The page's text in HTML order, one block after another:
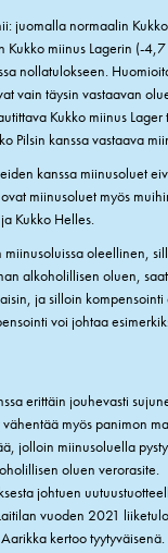
juomalla normaalin
Kukko miinus Lagerin (-
nollatulokseen.
vain täysin vastaavan
Kukko miinus
Pilsin kanssa vastaava
kanssa miinusoluet
miinusoluet myös
Kukko Helles.
miinusoluissa oleellinen,
alkoholillisen oluen,
ja silloin kompensointi
voi johtaa
erittäin jouhevasti
myös panimon
jolloin miinusoluella
oluen verorasite.
johtuen
vuoden 2021
kertoo tyytyväisenä.